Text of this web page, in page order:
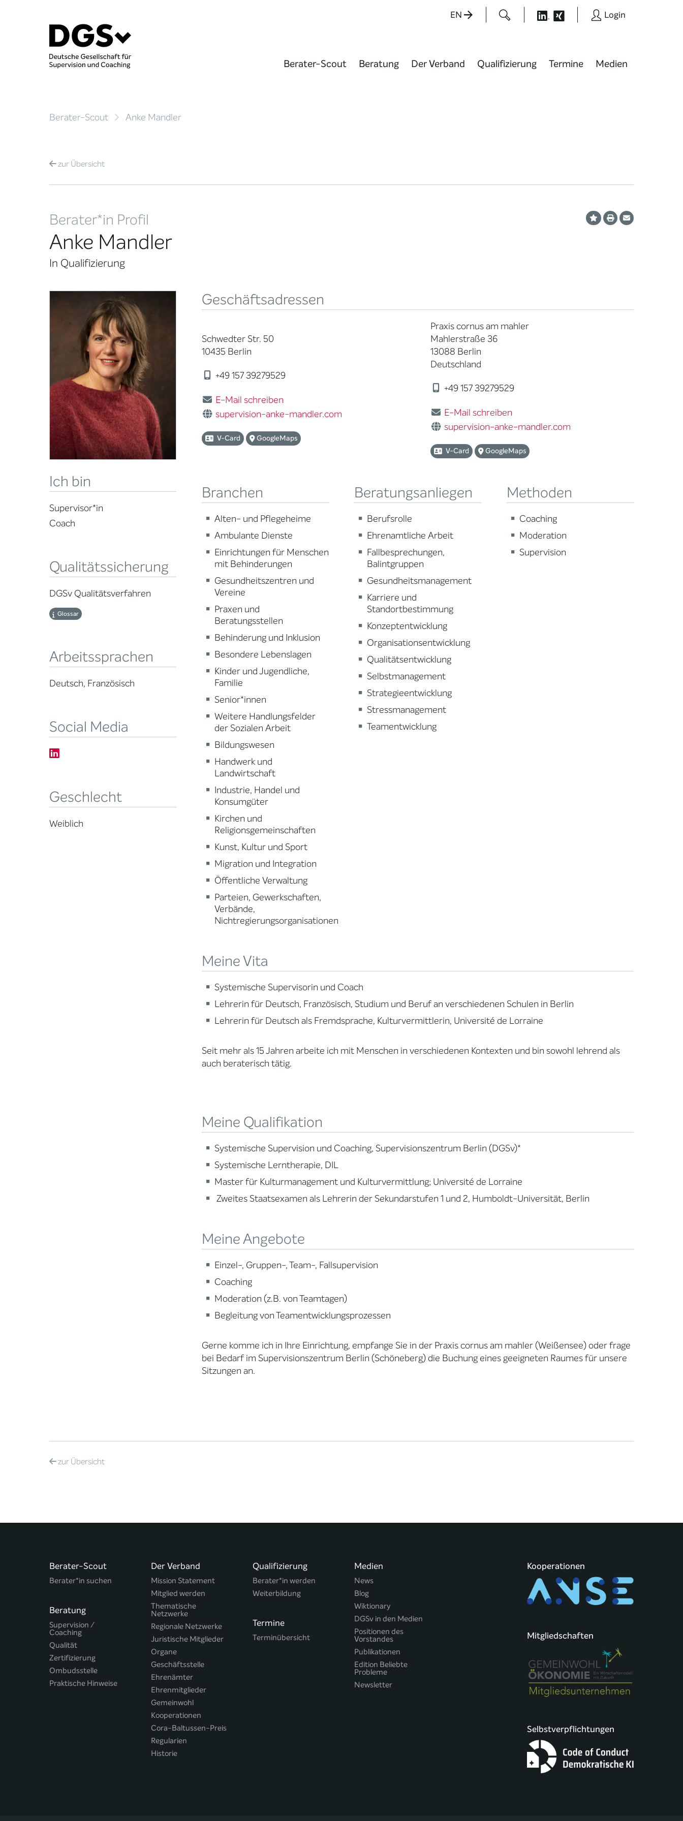
EN Login
Berater-Scout Beratung Der Verband Qualifizierung Termine Medien
Berater-Scout Anke Mandler
zurÜbersicht
Berater*in Profil
Anke Mandler
In Qualifizierung
Ich bin
Supervisor*in
Coach
Qualitätssicherung
DGSv Qualitätsverfahren
Glossar
Arbeitssprachen
Deutsch, Französisch
Social Media
Geschlecht
Weiblich
Geschäftsadressen
Schwedter Str. 50
10435 Berlin
+49 157 39279529
E-Mail schreiben
supervision-anke-mandler.com
V-Card GoogleMaps
Praxis cornus am mahler
Mahlerstraße 36
13088 Berlin
Deutschland
+49 157 39279529
E-Mail schreiben
supervision-anke-mandler.com
V-Card GoogleMaps
Branchen
Alten- und Pflegeheime
Ambulante Dienste
Einrichtungen für Menschen
mit Behinderungen
Gesundheitszentren und
Vereine
Praxen und
Beratungsstellen
Behinderung und Inklusion
Besondere Lebenslagen
Kinder und Jugendliche,
Familie
Senior*innen
Weitere Handlungsfelder
der Sozialen Arbeit
Bildungswesen
Handwerk und
Landwirtschaft
Industrie, Handel und
Konsumgüter
Kirchen und
Religionsgemeinschaften
Kunst, Kultur und Sport
Migration und Integration
Öffentliche Verwaltung
Parteien, Gewerkschaften,
Verbände,
Nichtregierungsorganisationen
Beratungsanliegen
Berufsrolle
Ehrenamtliche Arbeit
Fallbesprechungen,
Balintgruppen
Gesundheitsmanagement
Karriere und
Standortbestimmung
Konzeptentwicklung
Organisationsentwicklung
Qualitätsentwicklung
Selbstmanagement
Strategieentwicklung
Stressmanagement
Teamentwicklung
Methoden
Coaching
Moderation
Supervision
Meine Vita
Systemische Supervisorin und Coach
Lehrerin für Deutsch, Französisch, Studium und Beruf an verschiedenen Schulen in Berlin
Lehrerin für Deutsch als Fremdsprache, Kulturvermittlerin, Université de Lorraine
Seit mehr als 15 Jahren arbeite ich mit Menschen in verschiedenen Kontexten und bin sowohl lehrend als
auch beraterisch tätig.
Meine Qualifikation
Systemische Supervision und Coaching, Supervisionszentrum Berlin (DGSv)*
Systemische Lerntherapie, DIL
Master für Kulturmanagement und Kulturvermittlung; Université de Lorraine
Zweites Staatsexamen als Lehrerin der Sekundarstufen 1 und 2, Humboldt-Universität, Berlin
Meine Angebote
Einzel-, Gruppen-, Team-, Fallsupervision
Coaching
Moderation (z.B. von Teamtagen)
Begleitung von Teamentwicklungsprozessen
Gerne komme ich in Ihre Einrichtung, empfange Sie in der Praxis cornus am mahler (Weißensee) oder frage
bei Bedarf im Supervisionszentrum Berlin (Schöneberg) die Buchung eines geeigneten Raumes für unsere
Sitzungen an.
zurÜbersicht
Berater-Scout
Berater*in suchen
Beratung
Supervision /
Coaching
Qualität
Zertifizierung
Ombudsstelle
Praktische Hinweise
Der Verband
Mission Statement
Mitglied werden
Thematische
Netzwerke
Regionale Netzwerke
Juristische Mitglieder
Organe
Geschäftsstelle
Ehrenämter
Ehrenmitglieder
Gemeinwohl
Kooperationen
Cora-Baltussen-Preis
Regularien
Historie
Qualifizierung
Berater*in werden
Weiterbildung
Termine
Terminübersicht
Medien
News
Blog
Wiktionary
DGSv in den Medien
Positionen des
Vorstandes
Publikationen
Edition Beliebte
Probleme
Newsletter
Kooperationen
Mitgliedschaften
Selbstverpflichtungen